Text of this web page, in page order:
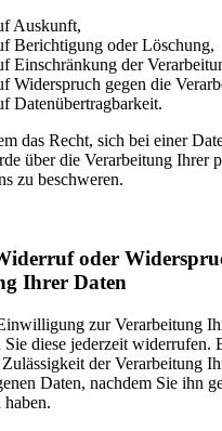
Auskunft,
Berichtigung oder Löschung,
Einschränkung der
Widerspruch gegen die
Datenübertragbarkeit.
das Recht, sich bei einer
über die Verarbeitung Ihrer
zu beschweren.
oder
Ihrer Daten
zur Verarbeitung
Sie diese jederzeit widerrufen.
der Verarbeitung
Daten, nachdem Sie ihn
haben.